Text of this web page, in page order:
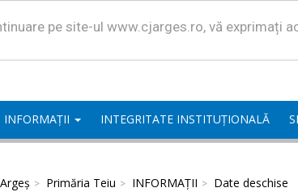
pe site-ul www.cjarges.ro, vă exprimați
INFORMAȚII INTEGRITATE INSTITUȚIONALĂ
Primăria Teiu INFORMAȚII Date deschise